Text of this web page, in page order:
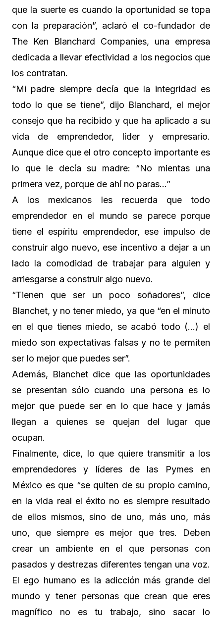
que la suerte es cuando la oportunidad se topa
con la preparación”, aclaró el co-fundador de
The Ken Blanchard Companies, una empresa
dedicada a llevar efectividad a los negocios que
los contratan.
“Mi padre siempre decía que la integridad es
todo lo que se tiene”, dijo Blanchard, el mejor
consejo que ha recibido y que ha aplicado a su
vida de emprendedor, líder y empresario.
Aunque dice que el otro concepto importante es
lo que le decía su madre: “No mientas una
primera vez, porque de ahí no paras…”
A los mexicanos les recuerda que todo
emprendedor en el mundo se parece porque
tiene el espíritu emprendedor, ese impulso de
construir algo nuevo, ese incentivo a dejar a un
lado la comodidad de trabajar para alguien y
arriesgarse a construir algo nuevo.
“Tienen que ser un poco soñadores”, dice
Blanchet, y no tener miedo, ya que “en el minuto
en el que tienes miedo, se acabó todo (…) el
miedo son expectativas falsas y no te permiten
ser lo mejor que puedes ser”.
Además, Blanchet dice que las oportunidades
se presentan sólo cuando una persona es lo
mejor que puede ser en lo que hace y jamás
llegan a quienes se quejan del lugar que
ocupan.
Finalmente, dice, lo que quiere transmitir a los
emprendedores y líderes de las Pymes en
México es que “se quiten de su propio camino,
en la vida real el éxito no es siempre resultado
de ellos mismos, sino de uno, más uno, más
uno, que siempre es mejor que tres. Deben
crear un ambiente en el que personas con
pasados y destrezas diferentes tengan una voz.
El ego humano es la adicción más grande del
mundo y tener personas que crean que eres
magnífico no es tu trabajo, sino sacar lo